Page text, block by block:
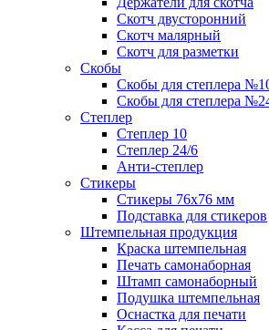
Скотч двусторонний
Скотч малярный
Скотч для разметки
Скобы
Скобы для степлера
Скобы для степлера
Степлер
Степлер 10
Степлер 24/6
Анти-степлер
Стикеры
Стикеры 76x76 мм
Подставка для стикеров
Штемпельная продукция
Краска штемпельная
Печать самонаборная
Штамп самонаборный
Подушка штемпельная
Оснастка для печати